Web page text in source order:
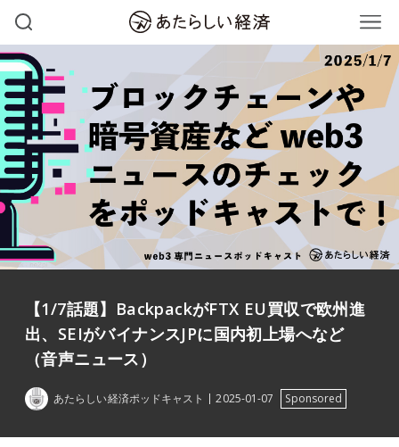
【1/7話題】BackpackがFTX EU買収で欧州進
出、SEIがバイナンスJPに国内初上場へなど
（音声ニュース）
あたらしい経済ポッドキャスト 2025-01-07 Sponsored